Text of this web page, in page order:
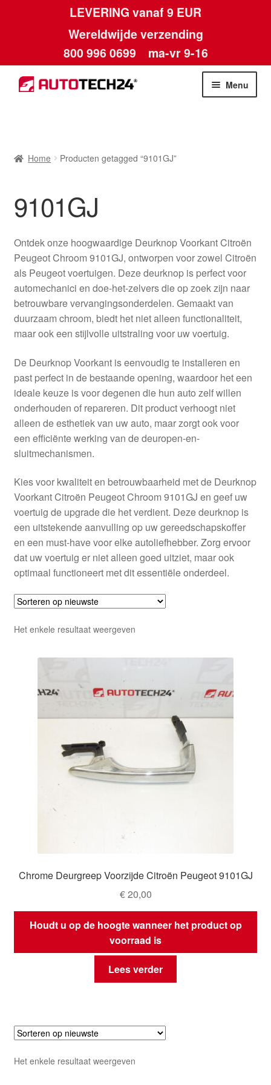
LEVERING vanaf 9 EUR
Wereldwijde verzending
800 996 0699 ma-vr 9-16
Ga
door
Ga
naar
Menu
Betalingen
Contact
Kassa
Klachten
Klachtenprocedure
Levering
Mijn account
Over ons
Wereldwijde verzending
Winkelwagen
Home Producten getagged “9101GJ”
9101GJ
Ontdek onze hoogwaardige Deurknop Voorkant Citroën
Peugeot Chroom 9101GJ, ontworpen voor zowel Citroën
als Peugeot voertuigen. Deze deurknop is perfect voor
automechanici en doe-het-zelvers die op zoek zijn naar
betrouwbare vervangingsonderdelen. Gemaakt van
duurzaam chroom, biedt het niet alleen functionaliteit,
maar ook een stijlvolle uitstraling voor uw voertuig.
De Deurknop Voorkant is eenvoudig te installeren en
past perfect in de bestaande opening, waardoor het een
ideale keuze is voor degenen die hun auto zelf willen
onderhouden of repareren. Dit product verhoogt niet
alleen de esthetiek van uw auto, maar zorgt ook voor
een efficiënte werking van de deuropen-en-
sluitmechanismen.
Kies voor kwaliteit en betrouwbaarheid met de Deurknop
Voorkant Citroën Peugeot Chroom 9101GJ en geef uw
voertuig de upgrade die het verdient. Deze deurknop is
een uitstekende aanvulling op uw gereedschapskoffer
en een must-have voor elke autoliefhebber. Zorg ervoor
dat uw voertuig er niet alleen goed uitziet, maar ook
optimaal functioneert met dit essentiële onderdeel.
Het enkele resultaat weergeven
Chrome Deurgreep Voorzijde Citroën Peugeot 9101GJ
€20,00
Houdt u op de hoogte wanneer het product op
voorraad is
Lees verder
Het enkele resultaat weergeven